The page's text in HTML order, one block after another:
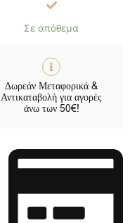
300,00€.
Σε απόθεμα
Δωρεάν Μεταφορικά &
Αντικαταβολή για αγορές
άνω των 50€!